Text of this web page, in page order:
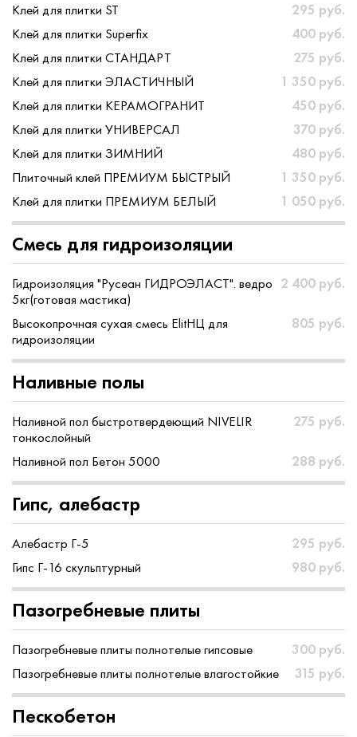
Клей для плитки ST
295 руб.
Клей для плитки Superfix
400 руб.
Клей для плитки СТАНДАРТ
275 руб.
Клей для плитки ЭЛАСТИЧНЫЙ
1 350 руб.
Клей для плитки КЕРАМОГРАНИТ
450 руб.
Клей для плитки УНИВЕРСАЛ
370 руб.
Клей для плитки ЗИМНИЙ
480 руб.
Плиточный клей ПРЕМИУМ БЫСТРЫЙ
1 350 руб.
Клей для плитки ПРЕМИУМ БЕЛЫЙ
1 050 руб.
Смесь для гидроизоляции
Гидроизоляция "Русеан ГИДРОЭЛАСТ". ведро
5кг(готовая мастика)
2 400 руб.
Высокопрочная сухая смесь ElitНЦ для
гидроизоляции
805 руб.
Наливные полы
Наливной пол быстротвердеющий NIVELIR
тонкослойный
275 руб.
Наливной пол Бетон 5000 288 руб.
Гипс, алебастр
Алебастр Г-5
295 руб.
Гипс Г-16 скульптурный
980 руб.
Пазогребневые плиты
Пазогребневые плиты полнотелые гипсовые
300 руб.
Пазогребневые плиты полнотелые влагостойкие
315 руб.
Пескобетон